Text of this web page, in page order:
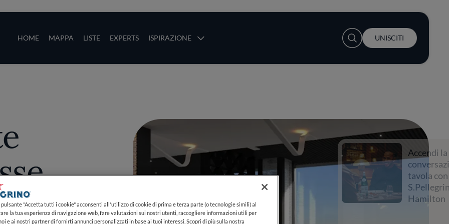
HOME MAPPA LISTE EXPERTS ISPIRAZIONE
User account menu
UNISCITI
Accendi la
conversazione a
tavola con
S.Pellegrino e Lewis
Hamilton
"Accetta tutti i cookie" acconsenti all'utilizzo di cookie di prima e terza parte (o tecnologie simili) al
la tua esperienza di navigazione web, fare valutazioni sui nostri utenti, raccogliere informazioni utili per
e ai nostri partner di fornirti annunci personalizzati in base ai tuoi interessi. Scopri di più sulla nostra